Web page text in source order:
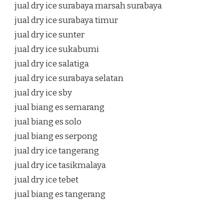
jual dry ice surabaya marsah surabaya
jual dry ice surabaya timur
jual dry ice sunter
jual dry ice sukabumi
jual dry ice salatiga
jual dry ice surabaya selatan
jual dry ice sby
jual biang es semarang
jual biang es solo
jual biang es serpong
jual dry ice tangerang
jual dry ice tasikmalaya
jual dry ice tebet
jual biang es tangerang